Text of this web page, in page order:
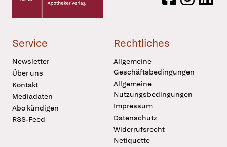
Service
Newsletter
Über uns
Kontakt
Mediadaten
Abo kündigen
RSS-Feed
Rechtliches
Allgemeine
Geschäftsbedingungen
Allgemeine
Nutzungsbedingungen
Impressum
Datenschutz
Widerrufsrecht
Netiquette